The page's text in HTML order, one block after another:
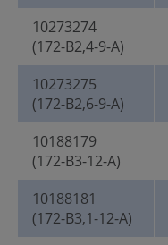
10273274
(172-B2,4-9-A)
10273275
(172-B2,6-9-A)
10188179
(172-B3-12-A)
10188181
(172-B3,1-12-A)